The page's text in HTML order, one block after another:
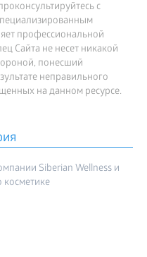
с
профессиональной
Сайта не несет никакой
понесший
неправильного
на данном ресурсе.
Siberian Wellness и
косметике